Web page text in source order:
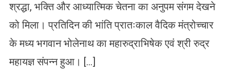
श्रद्धा, भक्ति और आध्यात्मिक चेतना का अनुपम संगम देखने
को मिला। प्रतिदिन की भांति प्रातःकाल वैदिक मंत्रोच्चार
के मध्य भगवान भोलेनाथ का महारुद्राभिषेक एवं श्री रुद्र
महायज्ञ संपन्न हुआ। […]